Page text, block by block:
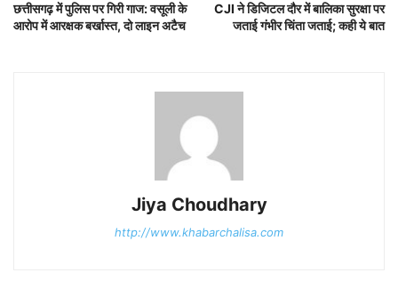
छत्तीसगढ़ में पुलिस पर गिरी गाज: वसूली के
आरोप में आरक्षक बर्खास्त, दो लाइन अटैच
CJI ने डिजिटल दौर में बालिका सुरक्षा पर
जताई गंभीर चिंता जताई; कही ये बात
Jiya Choudhary
http://www.khabarchalisa.com